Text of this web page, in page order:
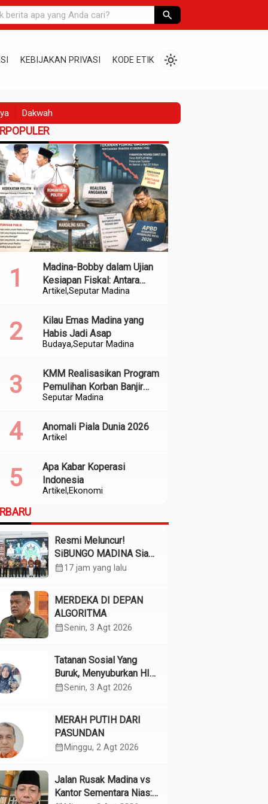
search
KEBIJAKAN PRIVASI KODE ETIK light_mode
Dakwah
Artikel Seputar Madina
Madina-Bobby dalam Ujian
Kesiapan Fiskal: Antara
Kedekatan Politik dan
BudayaSeputar Madina
Kilau Emas Madina yang
Habis Jadi Asap
Seputar Madina
KMM Realisasikan Program
Pemulihan Korban Banjir
dan Longsor di Kabupaten
Artikel
Anomali Piala Dunia 2026
Artikel Ekonomi
Apa Kabar Koperasi
Indonesia
Resmi Meluncur!
SiBUNGO MADINA Siap
Optimalkan Pendapatan
calendar_month17 jam yang lalu
MERDEKA DI DEPAN
ALGORITMA
calendar_monthSenin, 3 Agt 2026
Tatanan Sosial Yang
Buruk, Menyuburkan HIV
Pada Remaja
calendar_monthSenin, 3 Agt 2026
MERAH PUTIH DARI
PASUNDAN
calendar_month Minggu, 2 Agt 2026
Jalan Rusak Madina vs
Kantor Sementara Nias: